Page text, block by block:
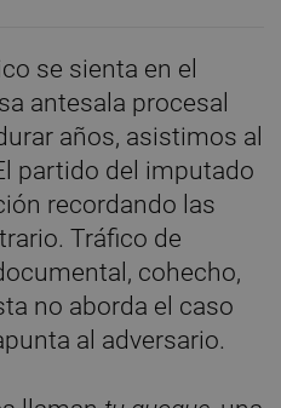
se sienta en el
antesala procesal
años, asistimos al
partido del imputado
recordando las
Tráfico de
cohecho,
no aborda el caso
al adversario.